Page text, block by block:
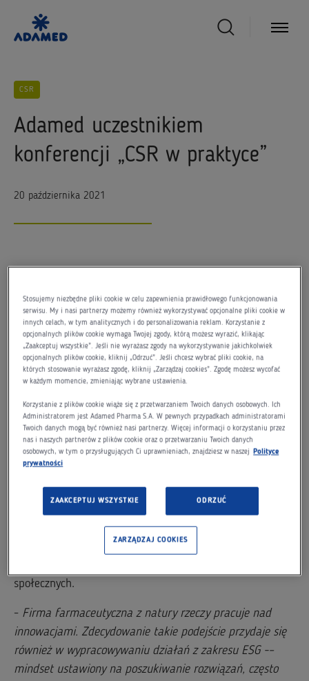
CSR
Adamed uczestnikiem
konferencji „CSR w praktyce”
20 października 2021
rozwijających się gałęzi gospodarki. Jej wpływ na
otoczenie jest wielowymiarowy – to nie tylko
oddziaływanie ekonomiczne, ale również społeczne, czy
na środowisko naturalne.
Pierwsza edycja konferencji poświęcona była pięciu
wydarzenia składał z czterech bloków tematycznych.
Jednym z nich był odpowiedzialny biznes prezentujący
różne branże i ich działania z zakresu ESG
Społeczna odpowiedzialność, Ład
perspektywę branży farmaceutycznej –poruszane były
tematy dot. łańcucha dostaw, innowacyjności w
społecznych.
- Firma farmaceutyczna z natury rzeczy pracuje nad
innowacjami. Zdecydowanie takie podejście przydaje się
również w wypracowywaniu działań z zakresu ESG -–
mindset ustawiony na poszukiwanie rozwiązań, często
Stosujemy niezbędne pliki cookie w celu zapewnienia prawidłowego funkcjonowania
serwisu. My i nasi partnerzy możemy również wykorzystywać opcjonalne pliki cookie w
innych celach, w tym analitycznych i do personalizowania reklam. Korzystanie z
opcjonalnych plików cookie wymaga Twojej zgody, którą możesz wyrazić, klikając
„Zaakceptuj wszystkie”. Jeśli nie wyrażasz zgody na wykorzystywanie jakichkolwiek
opcjonalnych plików cookie, kliknij „Odrzuć”. Jeśli chcesz wybrać pliki cookie, na
których stosowanie wyrażasz zgodę, kliknij „Zarządzaj cookies”. Zgodę możesz wycofać
w każdym momencie, zmieniając wybrane ustawienia.
Korzystanie z plików cookie wiąże się z przetwarzaniem Twoich danych osobowych. Ich
Administratorem jest Adamed Pharma S.A. W pewnych przypadkach administratorami
Twoich danych mogą być również nasi partnerzy. Więcej informacji o korzystaniu przez
nas i naszych partnerów z plików cookie oraz o przetwarzaniu Twoich danych
osobowych, w tym o przysługujących Ci uprawnieniach, znajdziesz w naszej Polityce
prywatności
ZAAKCEPTUJ WSZYSTKIE ODRZUĆ
ZARZĄDZAJ COOKIES